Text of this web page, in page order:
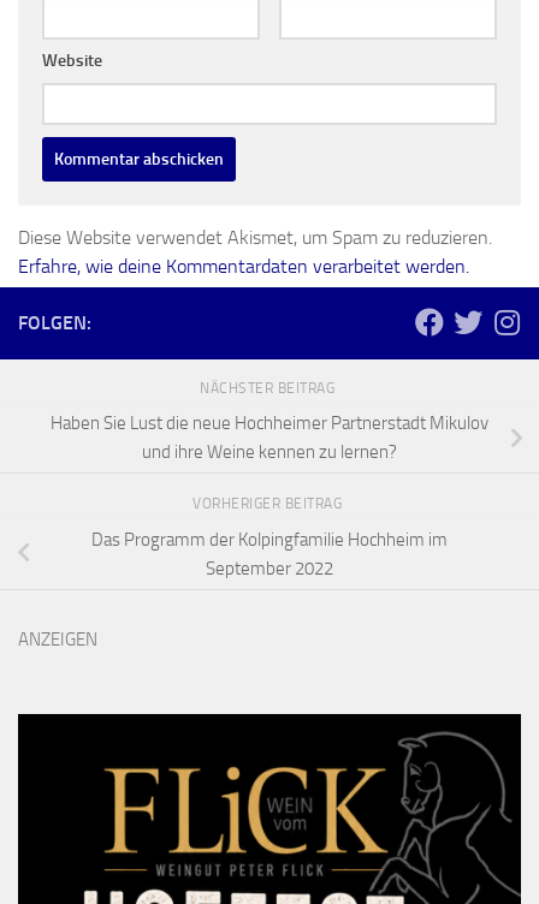
Website
Diese Website verwendet Akismet, um Spam zu reduzieren.
Erfahre, wie deine Kommentardaten verarbeitet werden.
FOLGEN:
NÄCHSTER BEITRAG
Haben Sie Lust die neue Hochheimer Partnerstadt Mikulov
und ihre Weine kennen zu lernen?
VORHERIGER BEITRAG
Das Programm der Kolpingfamilie Hochheim im
September 2022
ANZEIGEN